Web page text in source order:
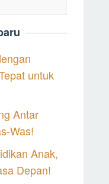
untuk
Antar
Was!
Anak,
Depan!